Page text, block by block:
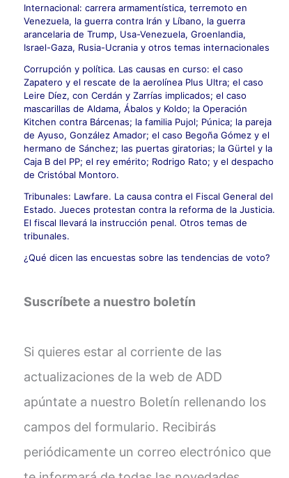
:Internacional: carrera armamentística, terremoto en
Venezuela, la guerra contra Irán y Líbano, la guerra
arancelaria de Trump, Usa-Venezuela, Groenlandia,
Israel-Gaza, Rusia-Ucrania y otros temas internacionales
Corrupción y política. Las causas en curso: el caso
Zapatero y el rescate de la aerolínea Plus Ultra; el caso
Leire Díez, con Cerdán y Zarrías implicados; el caso
mascarillas de Aldama, Ábalos y Koldo; la Operación
Kitchen contra Bárcenas; la familia Pujol; Púnica; la pareja
de Ayuso, González Amador; el caso Begoña Gómez y el
hermano de Sánchez; las puertas giratorias; la Gürtel y la
Caja B del PP; el rey emérito; Rodrigo Rato; y el despacho
de Cristóbal Montoro.
Tribunales: Lawfare. La causa contra el Fiscal General del
Estado. Jueces protestan contra la reforma de la Justicia.
El fiscal llevará la instrucción penal. Otros temas de
tribunales.
¿Qué dicen las encuestas sobre las tendencias de voto?
Suscríbete a nuestro boletín
Si quieres estar al corriente de las
actualizaciones de la web de ADD
apúntate a nuestro Boletín rellenando los
campos del formulario. Recibirás
periódicamente un correo electrónico que